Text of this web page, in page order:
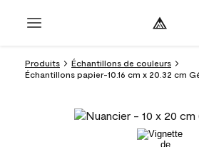
Produits
Échantillons de couleurs
Échantillons papier-10.16 cm x 20.32 cm